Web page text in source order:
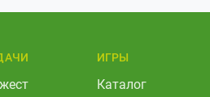
ИГРЫ
Каталог